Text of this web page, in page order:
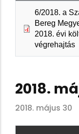
6/2018. a
Bereg
2018. évi
végrehajtás
2018.
2018. május 30